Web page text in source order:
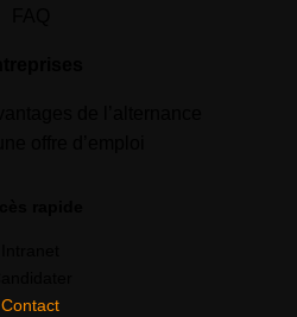
Contact